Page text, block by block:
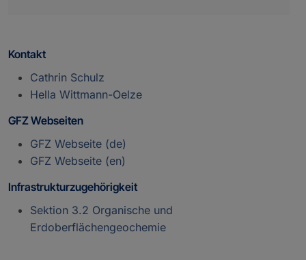
Kontakt
Cathrin Schulz
Hella Wittmann-Oelze
GFZ Webseiten
GFZ Webseite (de)
GFZ Webseite (en)
Infrastrukturzugehörigkeit
Sektion 3.2 Organische und
Erdoberflächengeochemie